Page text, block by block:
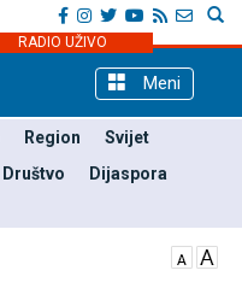
RADIO UŽIVO
Meni
Region
Svijet
Društvo
Dijaspora